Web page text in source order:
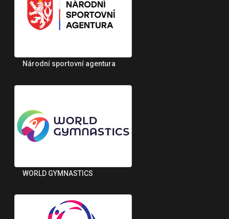
Národní sportovní agentura
WORLD GYMNASTICS